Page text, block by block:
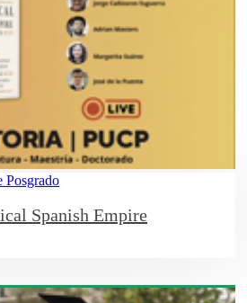
Posgrado
Spanish Empire